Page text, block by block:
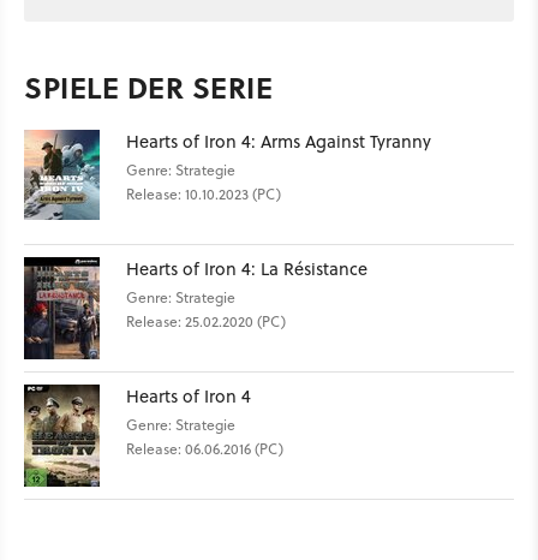
SPIELE DER SERIE
Hearts of Iron 4: Arms Against Tyranny
Genre: Strategie
Release: 10.10.2023 (PC)
Hearts of Iron 4: La Résistance
Genre: Strategie
Release: 25.02.2020 (PC)
Hearts of Iron 4
Genre: Strategie
Release: 06.06.2016 (PC)